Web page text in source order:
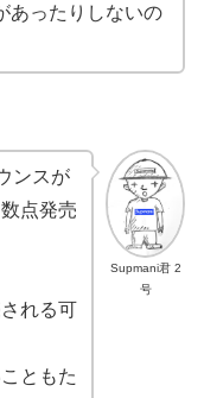
あったりしないの
Supmani君 2
号
ンスが
点発売
れる可
ともた